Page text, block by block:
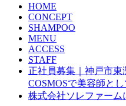
HOME
CONCEPT
SHAMPOO
MENU
ACCESS
STAFF
正社員募集｜神戸市
COSMOSで美容師と
株式会社ソレファーム